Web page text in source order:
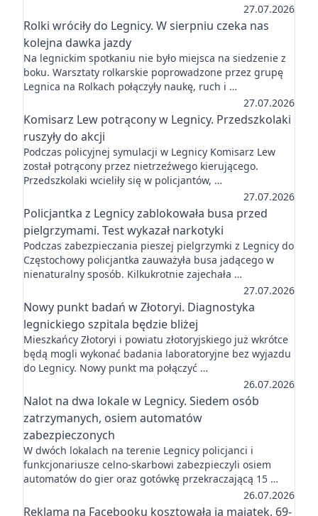
27.07.2026
Rolki wróciły do Legnicy. W sierpniu czeka nas
kolejna dawka jazdy
Na legnickim spotkaniu nie było miejsca na siedzenie z
boku. Warsztaty rolkarskie poprowadzone przez grupę
Legnica na Rolkach połączyły naukę, ruch i …
27.07.2026
Komisarz Lew potrącony w Legnicy. Przedszkolaki
ruszyły do akcji
Podczas policyjnej symulacji w Legnicy Komisarz Lew
został potrącony przez nietrzeźwego kierującego.
Przedszkolaki wcieliły się w policjantów, …
27.07.2026
Policjantka z Legnicy zablokowała busa przed
pielgrzymami. Test wykazał narkotyki
Podczas zabezpieczania pieszej pielgrzymki z Legnicy do
Częstochowy policjantka zauważyła busa jadącego w
nienaturalny sposób. Kilkukrotnie zajechała …
27.07.2026
Nowy punkt badań w Złotoryi. Diagnostyka
legnickiego szpitala będzie bliżej
Mieszkańcy Złotoryi i powiatu złotoryjskiego już wkrótce
będą mogli wykonać badania laboratoryjne bez wyjazdu
do Legnicy. Nowy punkt ma połączyć …
26.07.2026
Nalot na dwa lokale w Legnicy. Siedem osób
zatrzymanych, osiem automatów
zabezpieczonych
W dwóch lokalach na terenie Legnicy policjanci i
funkcjonariusze celno-skarbowi zabezpieczyli osiem
automatów do gier oraz gotówkę przekraczającą 15 …
26.07.2026
Reklama na Facebooku kosztowała ją majątek. 69-